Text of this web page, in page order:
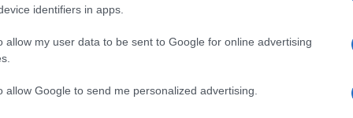
identifiers in apps.
allow my user data to be sent to Google for online advertising
allow Google to send me personalized advertising.